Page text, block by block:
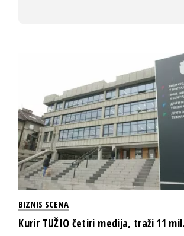
BIZNIS SCENA
Kurir TUŽIO četiri medija, traži 11 mil.